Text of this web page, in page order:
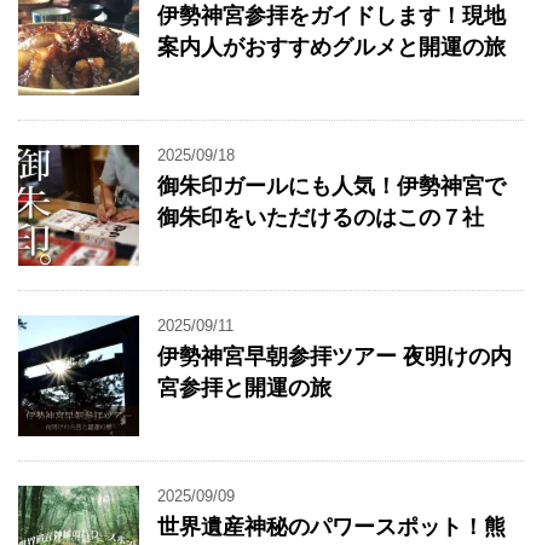
伊勢神宮参拝をガイドします！現地
案内人がおすすめグルメと開運の旅
2025/09/18
御朱印ガールにも人気！伊勢神宮で
御朱印をいただけるのはこの７社
2025/09/11
伊勢神宮早朝参拝ツアー 夜明けの内
宮参拝と開運の旅
2025/09/09
世界遺産神秘のパワースポット！熊